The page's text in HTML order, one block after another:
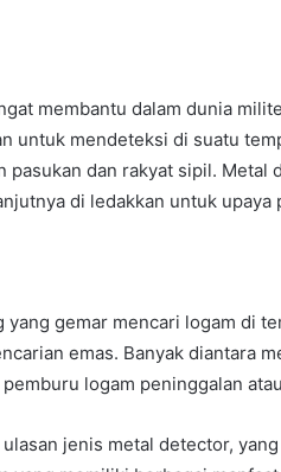
membantu dalam dunia
untuk mendeteksi di suatu
pasukan dan rakyat sipil.
di ledakkan untuk upaya
yang gemar mencari logam di
emas. Banyak diantara
logam peninggalan
jenis metal detector,